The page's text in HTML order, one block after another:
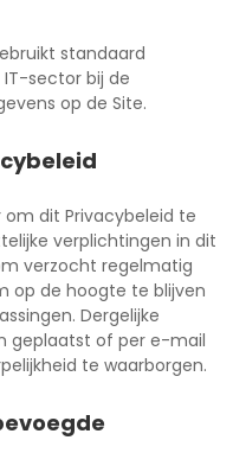
standaard
sector bij de
op de Site.
dit Privacybeleid te
verplichtingen in dit
verzocht regelmatig
op de hoogte te blijven
Dergelijke
geplaatst of per e-mail
te waarborgen.